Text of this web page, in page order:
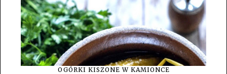
OGÓRKI KISZONE W KAMIONCE